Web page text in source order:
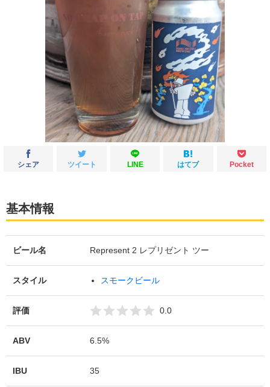
シェア ツイート LINE はてブ Pocket
基本情報
ビール名 Represent 2 レプリゼント ツー
スタイル スモークビール
評価 0.0
ABV 6.5%
IBU 35